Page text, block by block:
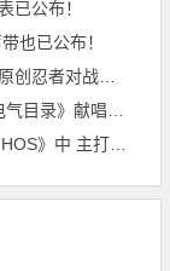
已公布！
也已公布！
战恐龙动画！
》献唱主题曲
》的音乐视频已公开